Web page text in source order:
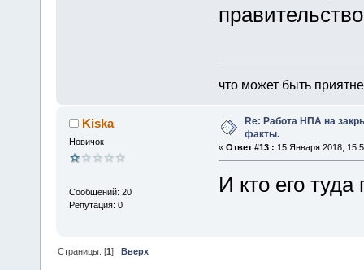
что может быть
Kiska
Новичок
Сообщений: 20
Репутация: 0
Re: Работа НПА на
факты.
« Ответ #13 : 15 Января 2018,
И кто его туда
Страницы: [1] Вверх